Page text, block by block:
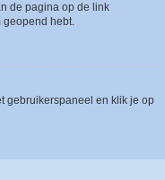
de pagina op de link
geopend hebt.
gebruikerspaneel en klik je op